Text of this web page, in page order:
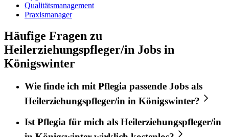
Qualitätsmanagement
Praxismanager
Häufige Fragen zu
Heilerziehungspfleger/in Jobs in
Königswinter
Wie finde ich mitPflegia passende Jobs als
Heilerziehungspfleger/in in Königswinter?
Ist Pflegia für mich als Heilerziehungspfleger/in